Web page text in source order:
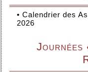
• Calendrier des
2026
Journées